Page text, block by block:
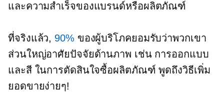
และความสำเร็จของแบรนด์หรือผลิตภัณฑ์
ที่จริงแล้ว, 90% ของผู้บริโภคยอมรับว่าพวกเขา
ส่วนใหญ่อาศัยปัจจัยด้านภาพ เช่น การออกแบบ
และสี ในการตัดสินใจซื้อผลิตภัณฑ์ พูดถึงวิธีเพิ่ม
ยอดขายง่ายๆ!